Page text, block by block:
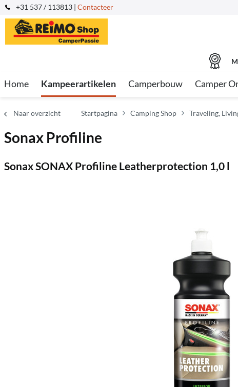
+31 537 / 113813 | Contacteer
Home Kampeerartikelen Camperbouw Camper
Naar overzicht Startpagina Camping Shop Traveling,
Sonax Profiline
Sonax SONAX Profiline Leatherprotection 1,0 l